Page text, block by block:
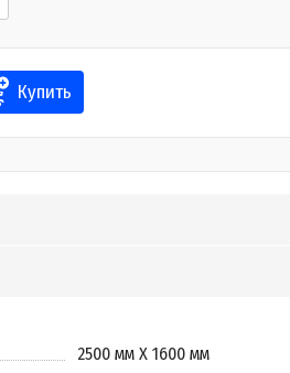
Купить
2500 мм X 1600 мм